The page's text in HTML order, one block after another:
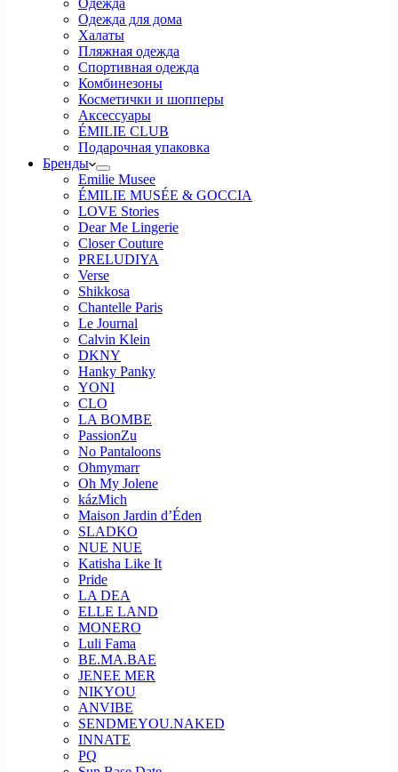
Одежда
Одежда для дома
Халаты
Пляжная одежда
Спортивная одежда
Комбинезоны
Косметички и шопперы
Аксессуары
ÉMILIE CLUB
Подарочная упаковка
Бренды
Emilie Musee
ÉMILIE MUSÉE & GOCCIA
LOVE Stories
Dear Me Lingerie
Closer Couture
PRELUDIYA
Verse
Shikkosa
Chantelle Paris
Le Journal
Calvin Klein
DKNY
Hanky Panky
YONI
CLO
LA BOMBE
PassionZu
No Pantaloons
Ohmymarr
Oh My Jolene
kázMich
Maison Jardin d’Éden
SLADKO
NUE NUE
Katisha Like It
Pride
LA DEA
ELLE LAND
MONERO
Luli Fama
BE.MA.BAE
JENEE MER
NIKYOU
ANVIBE
SENDMEYOU.NAKED
INNATE
PQ